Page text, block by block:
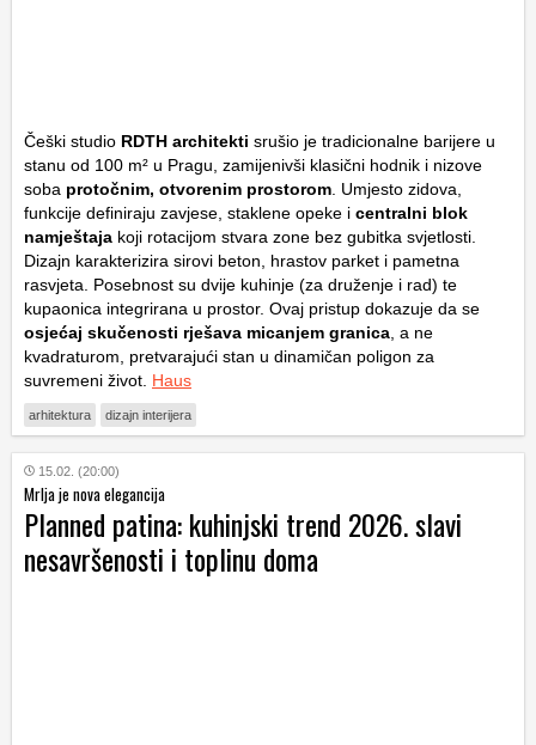
Češki studio RDTH architekti srušio je tradicionalne barijere u
stanu od 100 m² u Pragu, zamijenivši klasični hodnik i nizove
soba protočnim, otvorenim prostorom. Umjesto zidova,
funkcije definiraju zavjese, staklene opeke i centralni blok
namještaja koji rotacijom stvara zone bez gubitka svjetlosti.
Dizajn karakterizira sirovi beton, hrastov parket i pametna
rasvjeta. Posebnost su dvije kuhinje (za druženje i rad) te
kupaonica integrirana u prostor. Ovaj pristup dokazuje da se
osjećaj skučenosti rješava micanjem granica, a ne
kvadraturom, pretvarajući stan u dinamičan poligon za
suvremeni život. Haus
arhitektura dizajn interijera
15.02. (20:00)
Mrlja je nova elegancija
Planned patina: kuhinjski trend 2026. slavi
nesavršenosti i toplinu doma